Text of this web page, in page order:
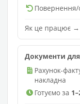
Повернення/
Як це працює →
Документи для
Рахунок-
накладна
Готуємо за